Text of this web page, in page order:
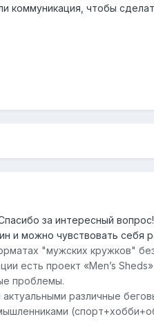
коммуникация, чтобы
за интересный
и можно чувствовать
"мужских кружков"
есть проект «Men’s
проблемы.
различные